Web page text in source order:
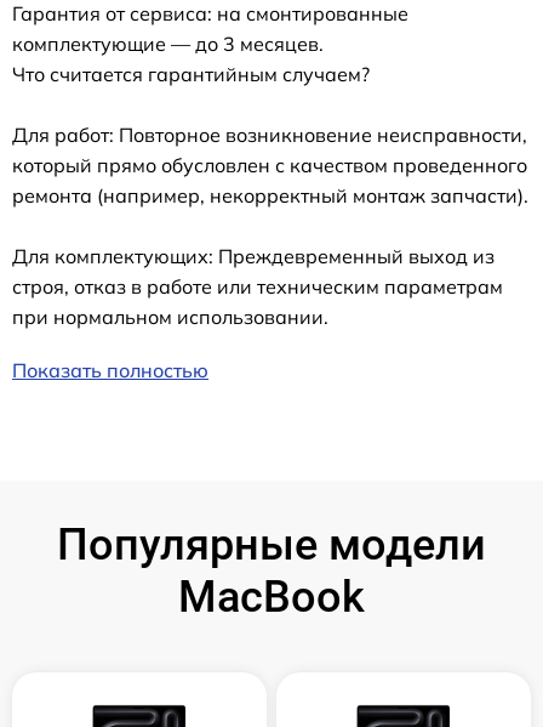
Гарантия от сервиса: на смонтированные
комплектующие — до 3 месяцев.
Что считается гарантийным случаем?
Для работ: Повторное возникновение неисправности,
который прямо обусловлен с качеством проведенного
ремонта (например, некорректный монтаж запчасти).
Для комплектующих: Преждевременный выход из
строя, отказ в работе или техническим параметрам
при нормальном использовании.
Показать полностью
Популярные модели
MacBook